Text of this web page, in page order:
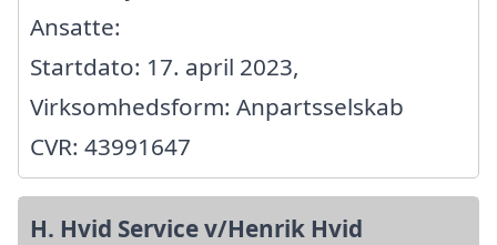
Ansatte:
Startdato: 17. april 2023,
Virksomhedsform: Anpartsselskab
CVR: 43991647
H. Hvid Service v/Henrik Hvid